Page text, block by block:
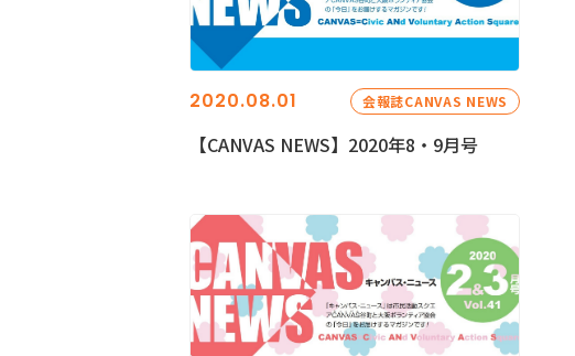
2020.08.01 会報誌CANVAS NEWS
【CANVAS NEWS】2020年8・9月号